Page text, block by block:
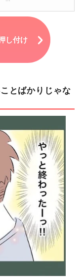
し付け
とばかりじゃな